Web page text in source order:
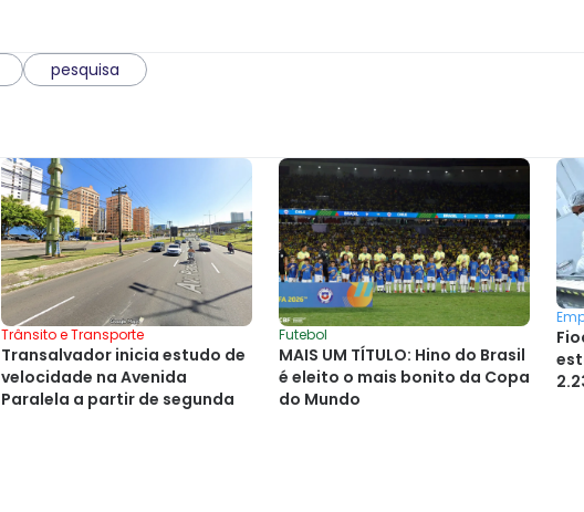
pesquisa
Trânsito e Transporte
Transalvador inicia estudo de
velocidade na Avenida
Paralela a partir de segunda
Futebol
MAIS UM TÍTULO: Hino do Brasil
é eleito o mais bonito da Copa
do Mundo